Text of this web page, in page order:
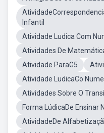
Infantil
Atividade Ludica Com
Atividades De
Atividade ParaG5
Atividade LudicaCo
Atividades Sobre O
Forma LúdicaDe Ensinar
AtividadeDe